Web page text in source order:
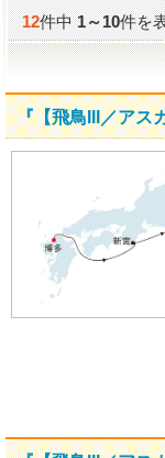
12件中1～10件を
『【飛鳥III／アス